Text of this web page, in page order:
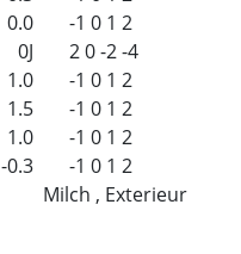
0.0 -1 0 1 2
0J 20-2-4
1.0 -1 0 1 2
1.5 -1 0 1 2
1.0 -1 0 1 2
-0.3 -1 0 1 2
Milch , Exterieur